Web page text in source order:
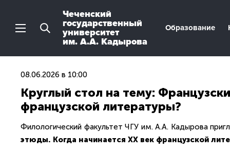
Чеченский
государственный
университет
им. А.А. Кадырова
Образование
08.06.2026 в 10:00
Круглый стол на тему:
французской литературы?
Филологический факультет ЧГУ им. А.А. Кадырова
этюды. Когда начинается XX век французской